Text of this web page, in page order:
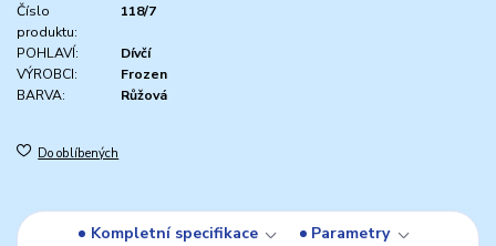
Číslo
produktu:
118/7
POHLAVÍ:
Dívčí
VÝROBCI:
Frozen
BARVA:
Růžová
Do oblíbených
Kompletní specifikace
Parametry